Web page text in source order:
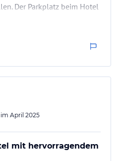
Der Parkplatz beim Hotel
zum Laden)
im April 2025
mit hervorragendem